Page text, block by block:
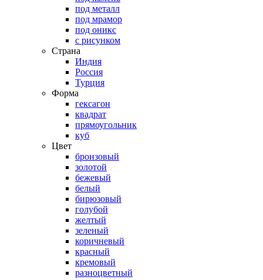
под металл
под мрамор
под оникс
с рисунком
Страна
Индия
Россия
Турция
Форма
гексагон
квадрат
прямоугольник
куб
Цвет
бронзовый
золотой
бежевый
белый
бирюзовый
голубой
желтый
зеленый
коричневый
красный
кремовый
разноцветный